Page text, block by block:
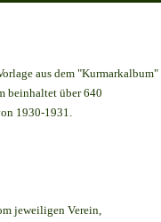
aus dem "Kurmarkalbum"
beinhaltet über 640
1930-1931.
jeweiligen Verein,